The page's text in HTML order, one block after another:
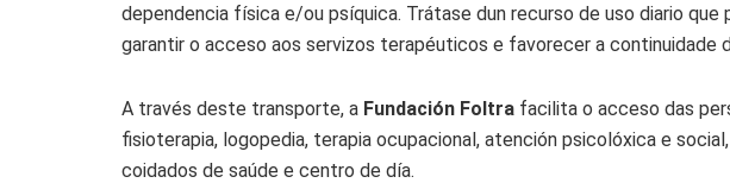
dependencia física e/ou psíquica. Trátase dun recurso de uso diario que
garantir o acceso aos servizos terapéuticos e favorecer a continuidade
A través deste transporte, a Fundación Foltra facilita o acceso das
fisioterapia, logopedia, terapia ocupacional, atención psicolóxica e
coidados de saúde e centro de día.